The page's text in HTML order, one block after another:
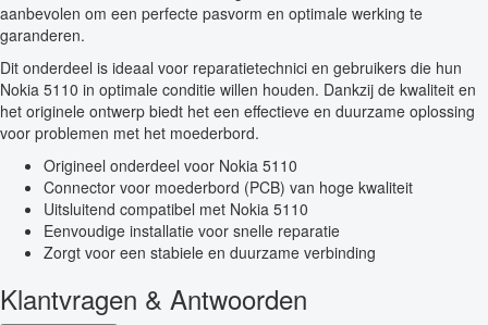
aanbevolen om een perfecte pasvorm en optimale werking te
garanderen.
Dit onderdeel is ideaal voor reparatietechnici en gebruikers die hun
Nokia 5110 in optimale conditie willen houden. Dankzij de kwaliteit en
het originele ontwerp biedt het een effectieve en duurzame oplossing
voor problemen met het moederbord.
Origineel onderdeel voor Nokia 5110
Connector voor moederbord (PCB) van hoge kwaliteit
Uitsluitend compatibel met Nokia 5110
Eenvoudige installatie voor snelle reparatie
Zorgt voor een stabiele en duurzame verbinding
Klantvragen & Antwoorden